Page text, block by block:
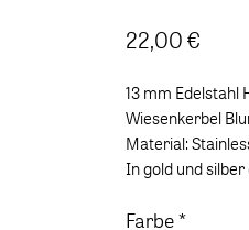
22,00 €
13 mm Edelstahl
Wiesenkerbel
Material:
In gold und
Farbe*